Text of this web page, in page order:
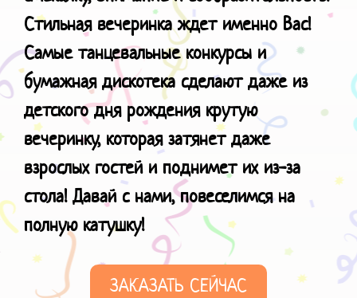
Стильная вечеринка ждет именно Вас!
Самые танцевальные конкурсы и
бумажная дискотека сделают даже из
детского дня рождения крутую
вечеринку, которая затянет даже
взрослых гостей и поднимет их из-за
стола! Давай с нами, повеселимсяна
полную катушку!
ЗАКАЗАТЬ СЕЙЧАС